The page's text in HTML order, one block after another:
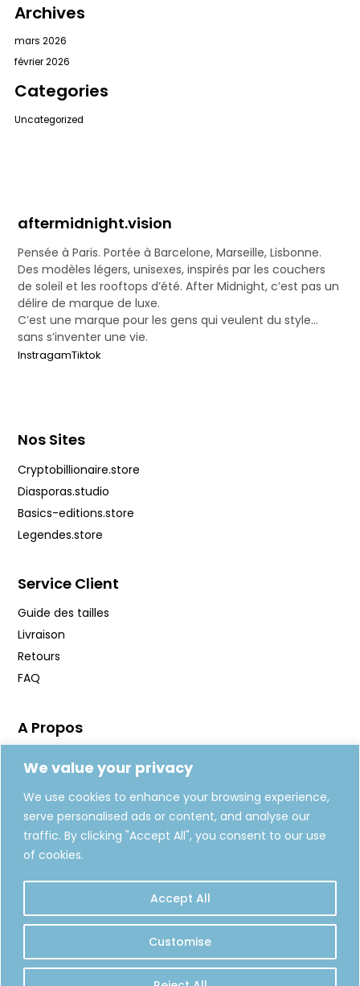
We value your privacy
We use cookies to enhance your browsing experience,
serve personalised ads or content, and analyse our
traffic. By clicking "Accept All", you consent to our use
of cookies.
Customise
Accept All
Archives
mars 2026
février 2026
Categories
Uncategorized
aftermidnight.vision
Pensée à Paris. Portée à Barcelone, Marseille, Lisbonne.
Des modèles légers, unisexes, inspirés par les couchers
de soleil et les rooftops d’été. After Midnight, c’est pas un
délire de marque de luxe.
C’est une marque pour les gens qui veulent du style…
sans s’inventer une vie.
InstragamTiktok
Nos Sites
Cryptobillionaire.store
Diasporas.studio
Basics-editions.store
Legendes.store
Service Client
Guide des tailles
Livraison
Retours
FAQ
A Propos
Fabrication
Carte Cadeaux